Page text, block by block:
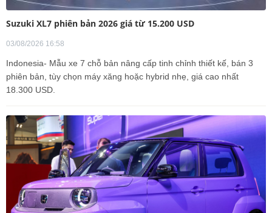
Suzuki XL7 phiên bản 2026 giá từ 15.200 USD
03/08/2026 16:58
Indonesia- Mẫu xe 7 chỗ bản nâng cấp tinh chỉnh thiết kế, bán 3
phiên bản, tùy chọn máy xăng hoặc hybrid nhẹ, giá cao nhất
18.300 USD.